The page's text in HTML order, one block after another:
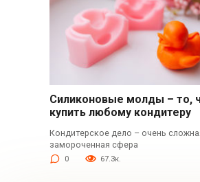
Силиконовые молды – то,
купить любому кондитеру
Кондитерское дело – очень
замороченная сфера
0 67.3к.